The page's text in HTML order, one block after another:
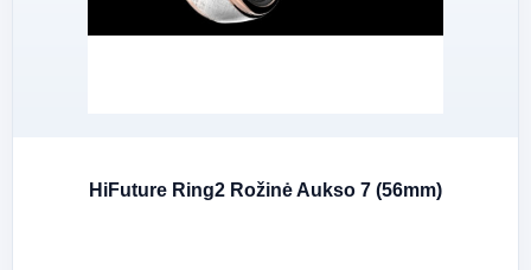
HiFuture Ring2 Rožinė Aukso 7 (56mm)